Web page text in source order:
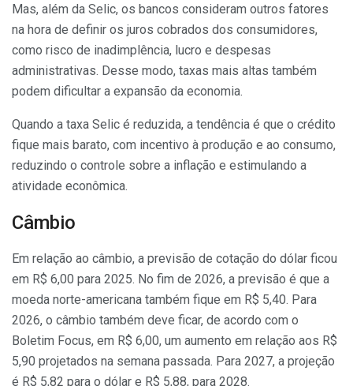
Mas, além da Selic, os bancos consideram outros fatores
na hora de definir os juros cobrados dos consumidores,
como risco de inadimplência, lucro e despesas
administrativas. Desse modo, taxas mais altas também
podem dificultar a expansão da economia.
Quando a taxa Selic é reduzida, a tendência é que o crédito
fique mais barato, com incentivo à produção e ao consumo,
reduzindo o controle sobre a inflação e estimulando a
atividade econômica.
Câmbio
Em relação ao câmbio, a previsão de cotação do dólar ficou
em R$ 6,00 para 2025. No fim de 2026, a previsão é que a
moeda norte-americana também fique em R$ 5,40. Para
2026, o câmbio também deve ficar, de acordo com o
Boletim Focus, em R$ 6,00, um aumento em relação aos R$
5,90 projetados na semana passada. Para 2027, a projeção
é R$ 5,82 para o dólar e R$ 5,88, para 2028.